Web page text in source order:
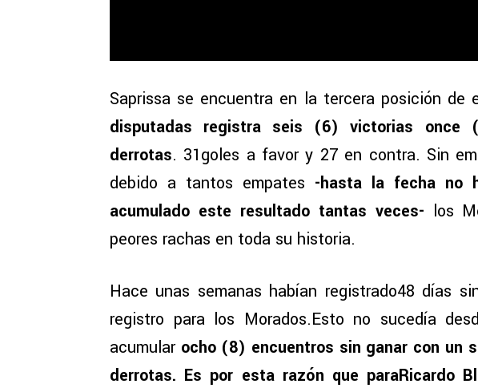
Saprissa se encuentra en la tercera posición de
disputadas registra seis (6) victorias
derrotas. 31goles a favor y 27 en contra. Sin
debido a tantos empates -hasta la fecha no
acumulado este resultado tantas veces- los
peores rachas en toda su historia.
Hace unas semanas habían registrado48 días
registro para los Morados.Esto no sucedía
acumular ocho (8) encuentros sin ganar con un
derrotas. Es por esta razón que paraRicardo